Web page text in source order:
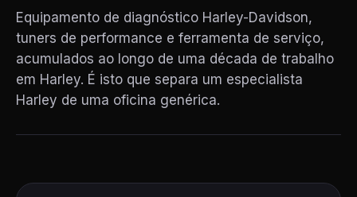
Equipamento de diagnóstico Harley-Davidson,
tuners de performance e ferramenta de serviço,
acumulados ao longo de uma década de trabalho
em Harley. É isto que separa um especialista
Harley de uma oficina genérica.